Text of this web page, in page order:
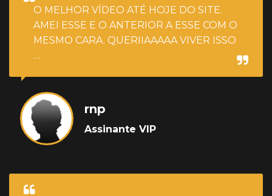
O MELHOR VÍDEO ATÉ HOJE DO SITE.
AMEI ESSE E O ANTERIOR A ESSE COM O
MESMO CARA. QUERIIAAAAA VIVER ISSO
…
rnp
Assinante VIP